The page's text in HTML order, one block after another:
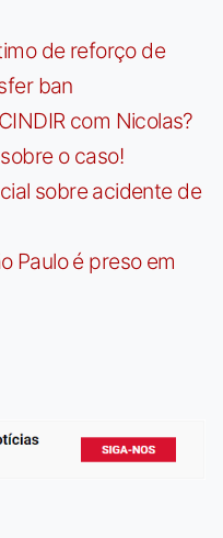
de reforço de
ban
com Nicolas?
o caso!
sobre acidente de
Paulo é preso em